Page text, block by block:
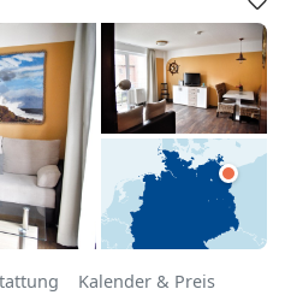
Kalender & Preis